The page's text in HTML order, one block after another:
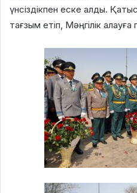
үнсіздікпен еске алды.
тағзым етіп, Мәңгілік